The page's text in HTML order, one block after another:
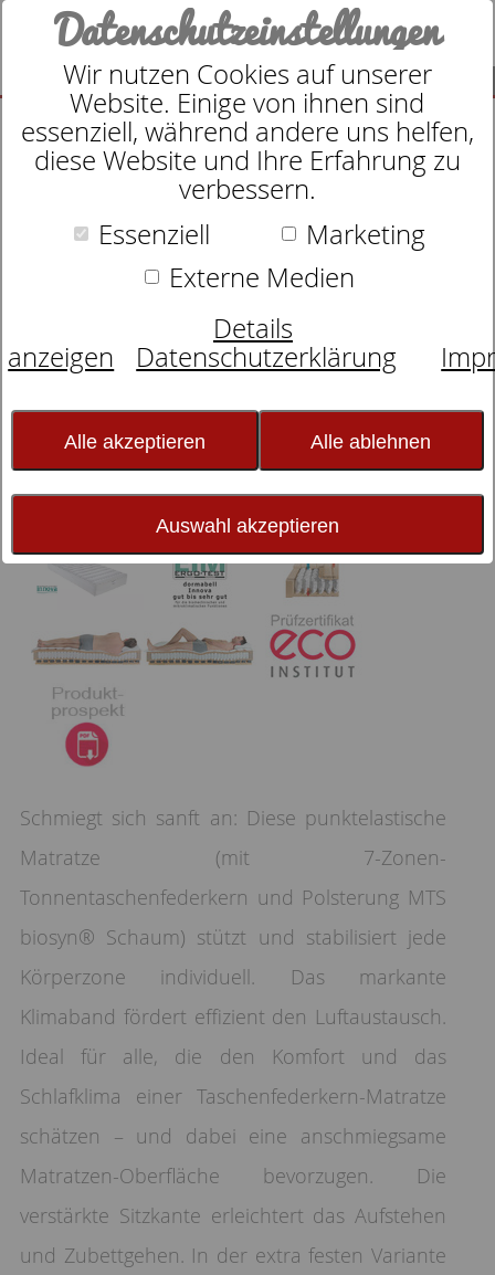
SUCHE
Datenschutzeinstellungen
Wir nutzen Cookies auf unserer
Website. Einige von ihnen sind
essenziell, während andere uns helfen,
diese Website und Ihre Erfahrung zu
verbessern.
Essenziell
Marketing
Externe Medien
Details
anzeigen
Datenschutzerklärung
Alle akzeptieren Alle ablehnen
Auswahl akzeptieren
Taschenfederkernmatratze
dormabell Innova Air T 18
Schmiegt sich sanft an: Diese punktelastische
Matratze (mit 7-Zonen-
Tonnentaschenfederkern und Polsterung MTS
biosyn® Schaum) stützt und stabilisiert jede
Körperzone individuell. Das markante
Klimaband fördert effizient den Luftaustausch.
Ideal für alle, die den Komfort und das
Schlafklima einer Taschenfederkern-Matratze
schätzen – und dabei eine anschmiegsame
Matratzen-Oberfläche bevorzugen. Die
verstärkte Sitzkante erleichtert das Aufstehen
und Zubettgehen. In der extra festen Variante